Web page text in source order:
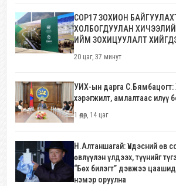
COP17 ЗОХИОН
ХОЛБОГДУУЛАН
ИЙМ ЗОХИЦУУЛАЛТ
20 цаг, 37 минут
УИХ-ын дарга С.Бямбацогт:
хэрэгжилт, амлалтаас илүү
1 өдөр, 14 цаг
Н.Алтаншагай: Үндэсний өв
өвлүүлэн үлдээх, түүнийг
“Бөх билэгт” дэвжээ
нэмэр оруулна